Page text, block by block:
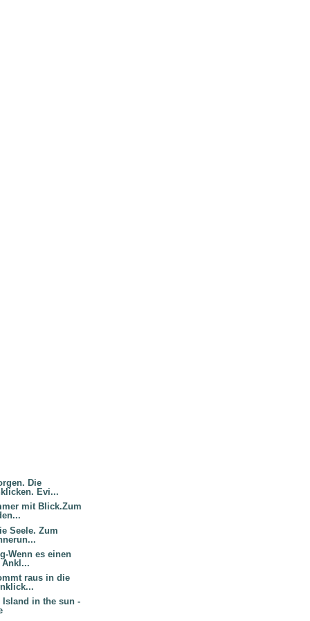
Die
Evi...
mit Blick.Zum
Seele. Zum
Wenn es einen
raus in die
Island in the sun -